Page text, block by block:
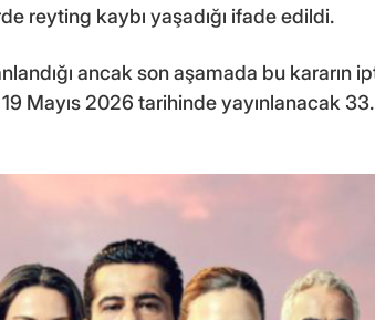
reyting kaybı yaşadığı ifade edildi.
ancak son aşamada bu kararın
19 Mayıs 2026 tarihinde yayınlanacak